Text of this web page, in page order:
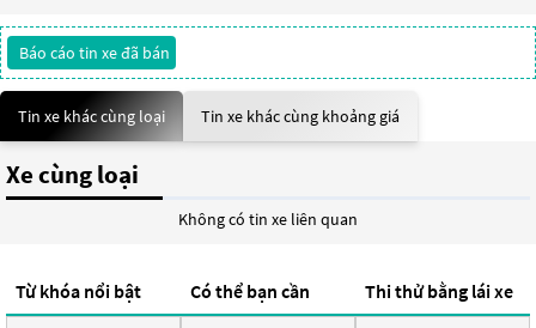
Báo cáo tin xe đã bán
Tin xe khác cùng loại Tin xe khác cùng khoảng giá
Xe cùng loại
Không có tin xe liên quan
Từ khóa nổi bật Có thể bạn cần Thi thử bằng lái xe